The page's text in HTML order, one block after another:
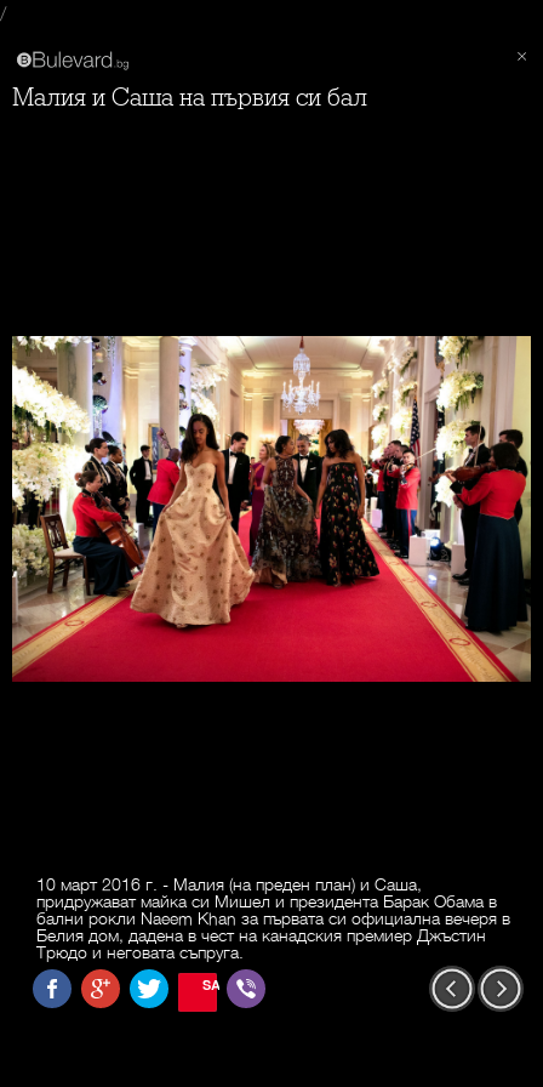
/
Малия и Саша на първия си бал
10 март 2016 г. - Малия (на преден план) и Саша,
придружават майка си Мишел и президента Барак Обама в
бални рокли Naeem Khan за първата си официална вечеря в
Белия дом, дадена в чест на канадския премиер Джъстин
Трюдо и неговата съпруга.
SAVE